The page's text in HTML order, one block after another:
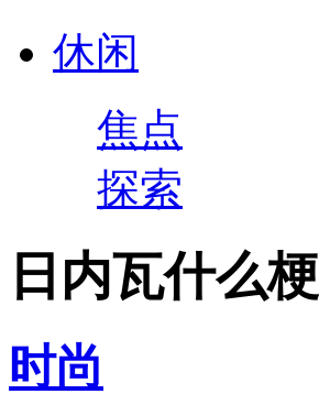
休闲
焦点
探索
日内瓦什么梗
时尚